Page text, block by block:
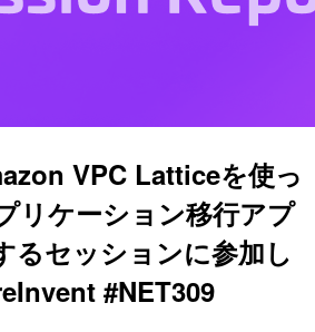
VPC Latticeを使っ
リケーション移行アプ
るセッションに参加し
#NET309